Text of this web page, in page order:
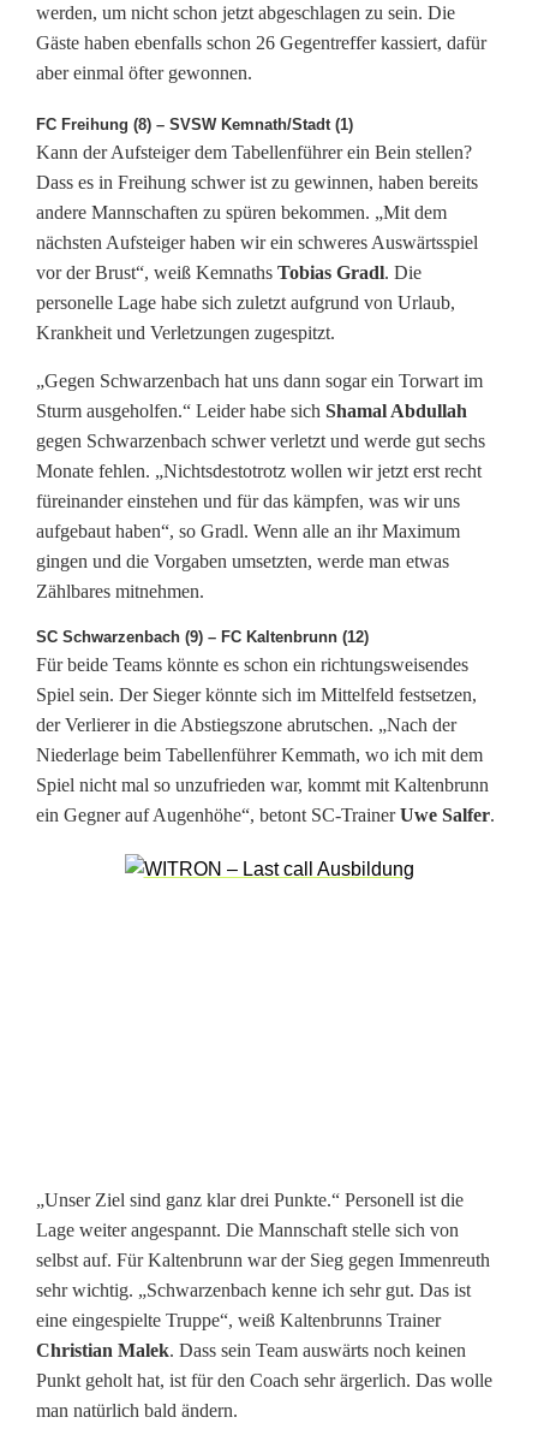
e
n
r
e
i
t
e
r
S
V
S
W
K
m
n
a
t
o
t
z
P
e
werden, um nicht schon jetzt abgeschlagen zu sein. Die
Gäste haben ebenfalls schon 26 Gegentreffer kassiert, dafür
aber einmal öfter gewonnen.
FC Freihung (8) – SVSW Kemnath/Stadt (1)
Kann der Aufsteiger dem Tabellenführer ein Bein stellen?
Dass es in Freihung schwer ist zu gewinnen, haben bereits
andere Mannschaften zu spüren bekommen. „Mit dem
nächsten Aufsteiger haben wir ein schweres Auswärtsspiel
vor der Brust“, weiß Kemnaths Tobias Gradl. Die
personelle Lage habe sich zuletzt aufgrund von Urlaub,
Krankheit und Verletzungen zugespitzt.
„Gegen Schwarzenbach hat uns dann sogar ein Torwart im
Sturm ausgeholfen.“ Leider habe sich Shamal Abdullah
gegen Schwarzenbach schwer verletzt und werde gut sechs
Monate fehlen. „Nichtsdestotrotz wollen wir jetzt erst recht
füreinander einstehen und für das kämpfen, was wir uns
aufgebaut haben“, so Gradl. Wenn alle an ihr Maximum
gingen und die Vorgaben umsetzten, werde man etwas
Zählbares mitnehmen.
SC Schwarzenbach (9) – FC Kaltenbrunn (12)
Für beide Teams könnte es schon ein richtungsweisendes
Spiel sein. Der Sieger könnte sich im Mittelfeld festsetzen,
der Verlierer in die Abstiegszone abrutschen. „Nach der
Niederlage beim Tabellenführer Kemmath, wo ich mit dem
Spiel nicht mal so unzufrieden war, kommt mit Kaltenbrunn
ein Gegner auf Augenhöhe“, betont SC-TrainerUwe Salfer.
„Unser Ziel sind ganz klar drei Punkte.“ Personell ist die
Lage weiter angespannt. Die Mannschaft stelle sich von
selbst auf. Für Kaltenbrunn war der Sieg gegen Immenreuth
sehr wichtig. „Schwarzenbach kenne ich sehr gut. Das ist
eine eingespielte Truppe“, weiß Kaltenbrunns Trainer
Christian Malek. Dass sein Team auswärts noch keinen
Punkt geholt hat, ist für den Coach sehr ärgerlich. Das wolle
man natürlich bald ändern.